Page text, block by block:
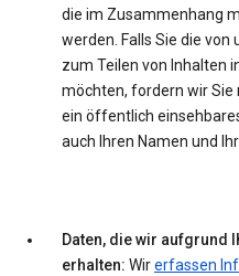
die im Zusammenhang
werden. Falls Sie die
zum Teilen von Inhalten
möchten, fordern wir Sie
ein öffentlich
auch Ihren Namen und
Daten, die wir aufgrund
erhalten: Wirerfassen